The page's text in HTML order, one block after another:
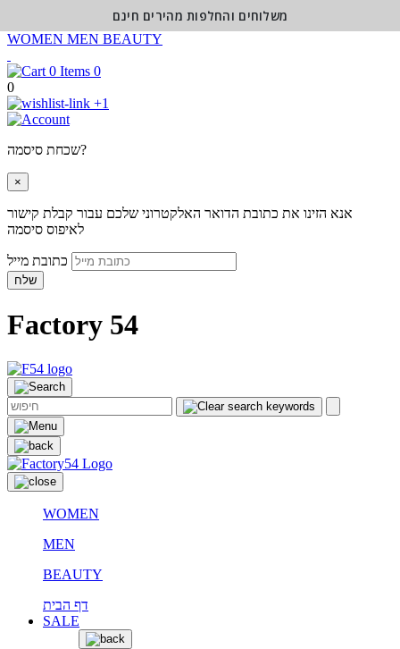
WOMEN MEN BEAUTY
0
0
+1
שכחת סיסמה?
×
אנא הזינו את כתובת הדואר האלקטרוני שלכם עבור קבלת קישור
לאיפוס סיסמה
שלח
Factory 54
WOMEN
MEN
BEAUTY
דף הבית
SALE
משלוחים והחלפות מהירים חינם